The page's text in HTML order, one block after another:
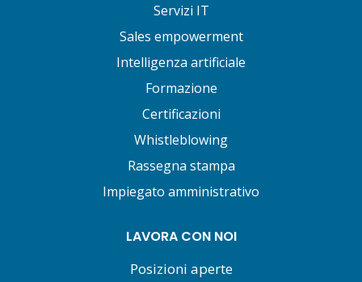
Servizi IT
Sales empowerment
Intelligenza artificiale
Formazione
Certificazioni
Whistleblowing
Rassegna stampa
Impiegato amministrativo
LAVORA CON NOI
Posizioni aperte